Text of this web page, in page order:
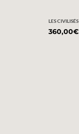
LES CIVILISÉS
360,00€